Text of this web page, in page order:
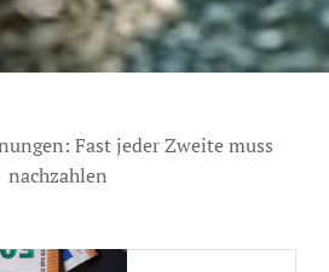
Fast jeder Zweite muss
nachzahlen